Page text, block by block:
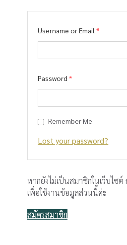
Username or Email*
Password*
Remember Me
Lost your password?
หากยังไม่เป็นสมาชิกในเว็บไซ
เพื่อใช้งานข้อมูลส่วนนี้ค่ะ
สมัครสมาชิก